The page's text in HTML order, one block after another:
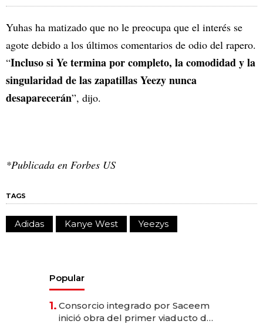
Yuhas ha matizado que no le preocupa que el interés se
agote debido a los últimos comentarios de odio del rapero.
“Incluso si Ye termina por completo, la comodidad y la
singularidad de las zapatillas Yeezy nunca
desaparecerán”, dijo.
*Publicada en Forbes US
TAGS
Adidas Kanye West Yeezys
Popular
1. Consorcio integrado por Saceem
inició obra del primer viaducto de